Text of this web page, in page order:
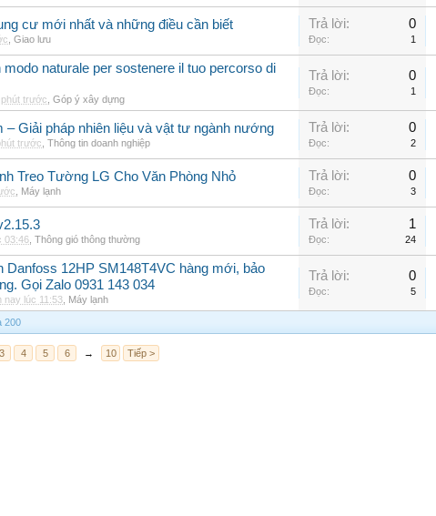
cư mới nhất và những điều cần biết
Giao lưu
Trả lời: 0
Đọc: 1
modo naturale per sostenere il tuo percorso di
phút trước Góp ý xây dựng
Trả lời: 0
Đọc: 1
– Giải pháp nhiên liệu và vật tư ngành nướng
trước Thông tin doanh nghiệp
Trả lời: 0
Đọc: 2
Treo Tường LG Cho Văn Phòng Nhỏ
Máy lạnh
Trả lời: 0
Đọc: 3
03:46 Thông gió thông thường
Trả lời: 1
Đọc: 24
Danfoss 12HP SM148T4VC hàng mới, bảo
Gọi Zalo 0931 143 034
nay lúc 11:53 Máy lạnh
Trả lời: 0
Đọc: 5
200
3 4 5 6 → 10 Tiếp >